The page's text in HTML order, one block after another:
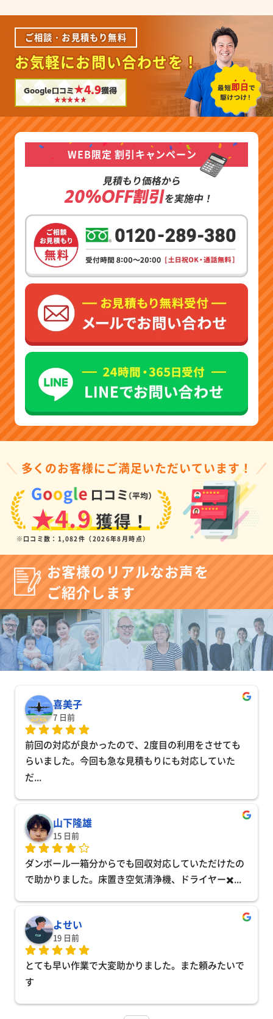
ご相談・お見積もり無料
お気軽にお問い合わせを！
Google口コミ★4.9獲得
WEB限定 割引キャンペーン
見積もり価格から
20%OFF割引を実施中！
多くのお客様にご満足いただいています！
★4.9獲得！
※口コミ数：1,082件（2026年8月時点）
お客様のリアルなお声を
ご紹介します
喜美子
7 日前
前回の対応が良かったので、2度目の利用をさせても
らいました。今回も急な見積もりにも対応していた
だ...
山下隆雄
15 日前
ダンボール一箱分からでも回収対応していただけたの
で助かりました。床置き空気清浄機、ドライヤー✖️...
よせい
19 日前
とても早い作業で大変助かりました。また頼みたいで
す